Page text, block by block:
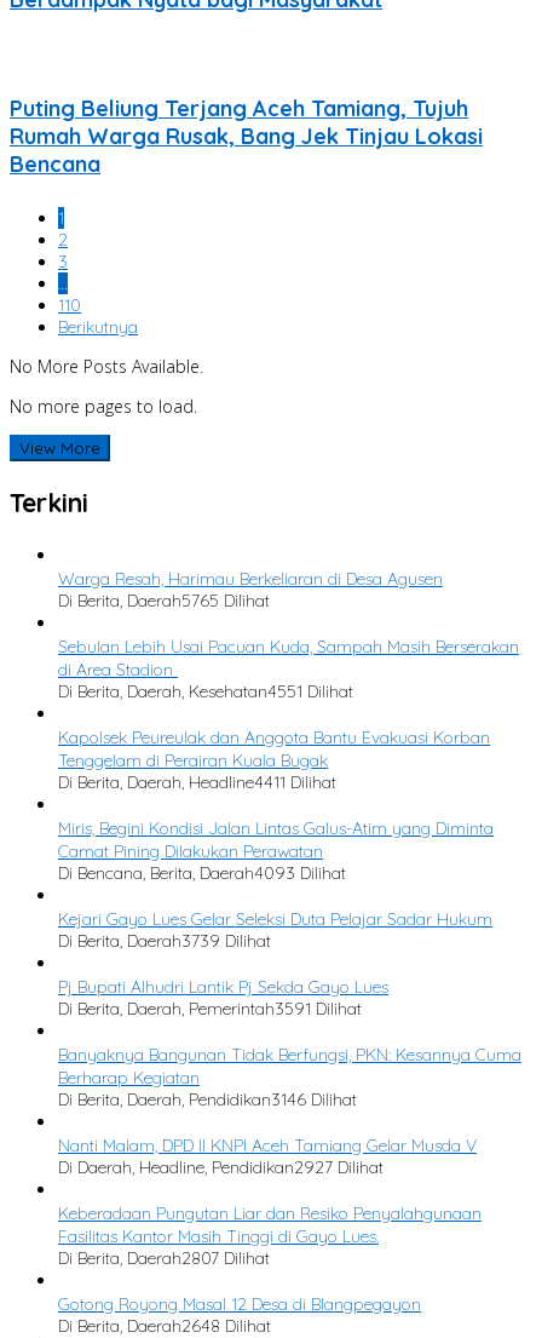
Puting Beliung Terjang Aceh Tamiang, Tujuh
Rumah Warga Rusak, Bang Jek Tinjau Lokasi
Bencana
1
2
3
110
Berikutnya
No More Posts Available.
No more pages to load.
View More
Terkini
Warga Resah, Harimau Berkeliaran di Desa Agusen
Di Berita, Daerah5765 Dilihat
Sebulan Lebih Usai Pacuan Kuda, Sampah Masih Berserakan
di Area Stadion
Di Berita, Daerah, Kesehatan4551 Dilihat
Kapolsek Peureulak dan Anggota Bantu Evakuasi Korban
Tenggelam di Perairan Kuala Bugak
Di Berita, Daerah, Headline4411 Dilihat
Miris, Begini Kondisi Jalan Lintas Galus-Atim yang Diminta
Camat Pining Dilakukan Perawatan
Di Bencana, Berita, Daerah4093 Dilihat
Kejari Gayo Lues Gelar Seleksi Duta Pelajar Sadar Hukum
Di Berita, Daerah3739 Dilihat
Pj Bupati Alhudri Lantik Pj Sekda Gayo Lues
Di Berita, Daerah, Pemerintah3591 Dilihat
Banyaknya Bangunan Tidak Berfungsi, PKN: Kesannya Cuma
Berharap Kegiatan
Di Berita, Daerah, Pendidikan3146 Dilihat
Nanti Malam, DPD II KNPI Aceh Tamiang Gelar Musda V
Di Daerah, Headline, Pendidikan2927 Dilihat
Keberadaan Pungutan Liar dan Resiko Penyalahgunaan
Fasilitas Kantor Masih Tinggi di Gayo Lues.
Di Berita, Daerah2807 Dilihat
Gotong Royong Masal 12 Desa di Blangpegayon
Di Berita, Daerah2648 Dilihat